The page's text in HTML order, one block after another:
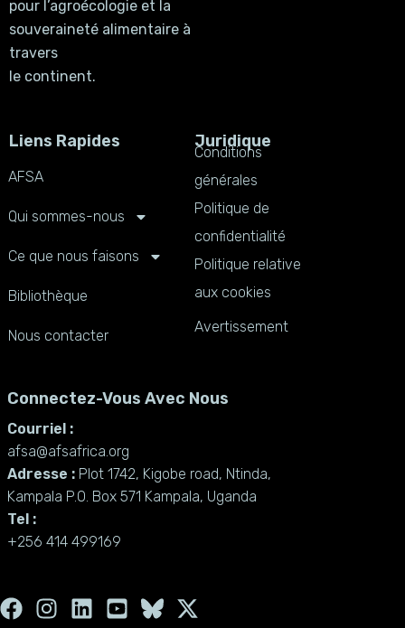
pour l’agroécologie et la
souveraineté alimentaire à
travers
le continent.
Liens Rapides
AFSA
Qui sommes-nous
Ce que nous faisons
Bibliothèque
Nous contacter
Juridique
Conditions
générales
Politique de
confidentialité
Politique relative
aux cookies
Avertissement
Connectez-Vous Avec Nous
Courriel :
afsa@afsafrica.org
Adresse : Plot 1742, Kigobe road, Ntinda,
Kampala P.O. Box 571 Kampala, Uganda
Tel :
+256 414 499169
F
a
I
n
L
i
Y
o
X
-